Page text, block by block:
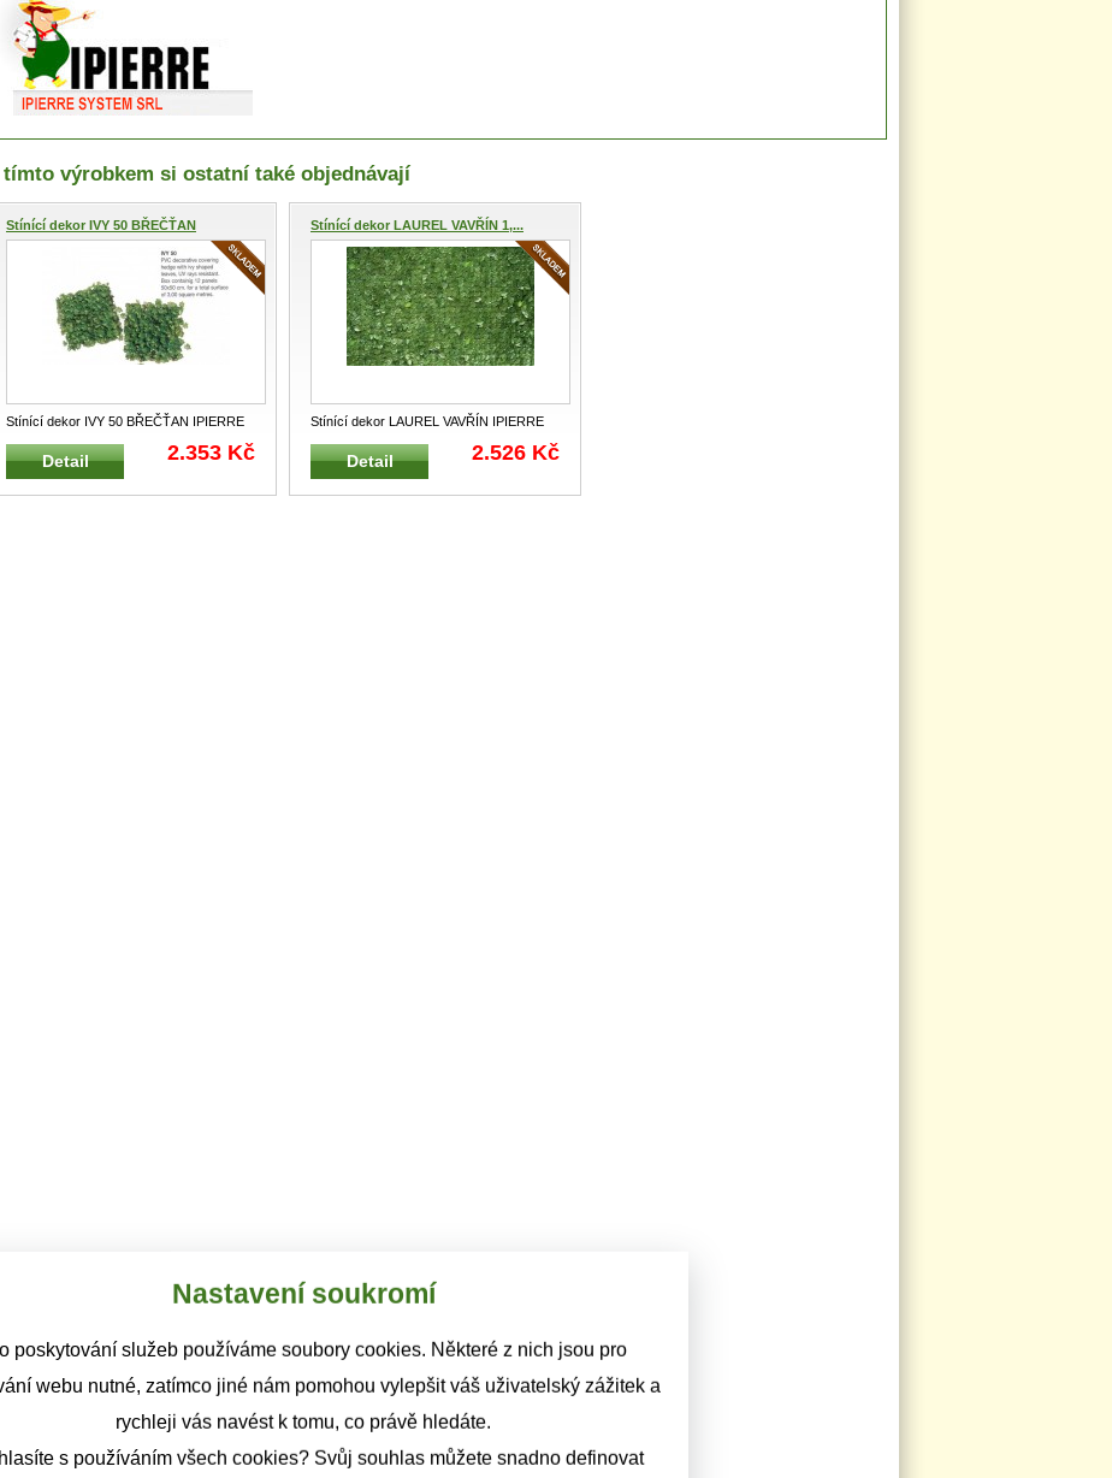
Nastavení soukromí
poskytování služeb používáme soubory cookies. Některé z nich jsou pro
webu nutné, zatímco jiné nám pomohou vylepšit váš uživatelský zážitek a
rychleji vás navést k tomu, co právě hledáte.
s používáním všech cookies? Svůj souhlas můžete snadno definovat
tímto výrobkem si ostatní také objednávají
Stínící dekor IVY 50 BŘEČŤAN
Stínící dekor IVY 50 BŘEČŤAN IPIERRE
10350 Plastový jednostranný stíní
Detail 2.353 Kč
Stínící dekor LAUREL VAVŘÍN 1,...
Stínící dekor LAUREL VAVŘÍN IPIERRE
10115 Plastový jednostranný stíníc
Detail 2.526 Kč